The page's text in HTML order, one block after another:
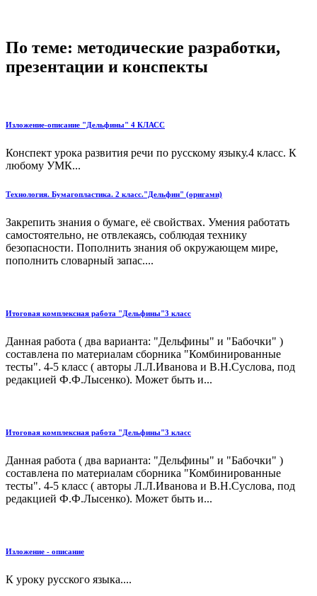
По теме: методические разработки,
презентации и конспекты
Изложение-описание "Дельфины" 4 КЛАСС
Конспект урока развития речи по русскому языку.4 класс. К
любому УМК...
Технология. Бумагопластика. 2 класс."Дельфин" (оригами)
Закрепить знания о бумаге, её свойствах. Умения работать
самостоятельно, не отвлекаясь, соблюдая технику
безопасности. Пополнить знания об окружающем мире,
пополнить словарный запас....
Итоговая комплексная работа "Дельфины"3 класс
Данная работа ( два варианта: "Дельфины" и "Бабочки" )
составлена по материалам сборника "Комбинированные
тесты". 4-5 класс ( авторы Л.Л.Иванова и В.Н.Суслова, под
редакцией Ф.Ф.Лысенко). Может быть и...
Итоговая комплексная работа "Дельфины"3 класс
Данная работа ( два варианта: "Дельфины" и "Бабочки" )
составлена по материалам сборника "Комбинированные
тесты". 4-5 класс ( авторы Л.Л.Иванова и В.Н.Суслова, под
редакцией Ф.Ф.Лысенко). Может быть и...
Изложение - описание
К уроку русского языка....